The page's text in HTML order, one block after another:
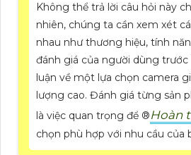
Không thể trả lời câu hỏi này
nhiên, chúng ta cần xem xét
nhau như thương hiệu, tính
đánh giá của người dùng trước
luận về một lựa chọn camera
lượng cao. Đánh giá từng sản
là việc quan trọng để ®️Hoàn
chọn phù hợp với nhu cầu của